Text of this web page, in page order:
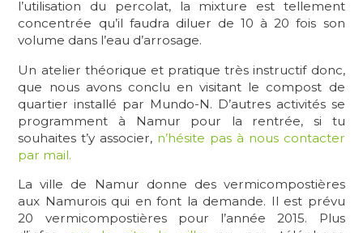
l’utilisation du percolat, la mixture est tellement
concentrée qu’il faudra diluer de 10 à 20 fois son
volume dans l’eau d’arrosage.
Un atelier théorique et pratique très instructif donc,
que nous avons conclu en visitant le compost de
quartier installé par Mundo-N. D’autres activités se
programment à Namur pour la rentrée, si tu
souhaites t’y associer, n’hésite pas à nous contacter
par mail.
La ville de Namur donne des vermicompostières
aux Namurois qui en font la demande. Il est prévu
20 vermicompostières pour l’année 2015. Plus